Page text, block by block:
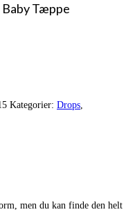
Baby Tæppe
Kategorier: Drops,
men du kan finde den helt